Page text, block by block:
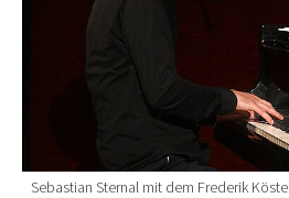
Sebastian Sternal mit dem Frederik